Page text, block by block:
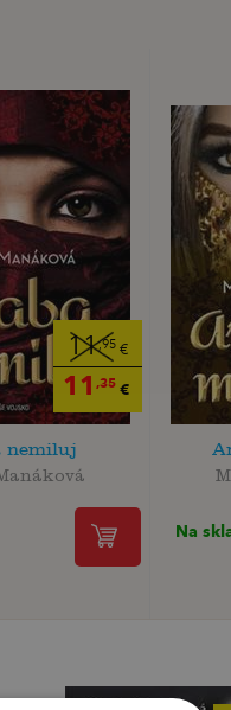
11,95 €
11 ,35 €
nemiluj
Na